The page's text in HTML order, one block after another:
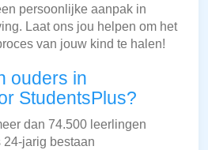
persoonlijke aanpak in
Laat ons jou helpen om het
van jouw kind te halen!
ouders in
StudentsPlus?
dan 74.500 leerlingen
jarig bestaan